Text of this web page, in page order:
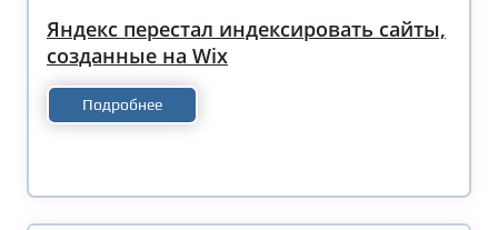
Яндекс перестал индексировать сайты,
созданные на Wix
Подробнее